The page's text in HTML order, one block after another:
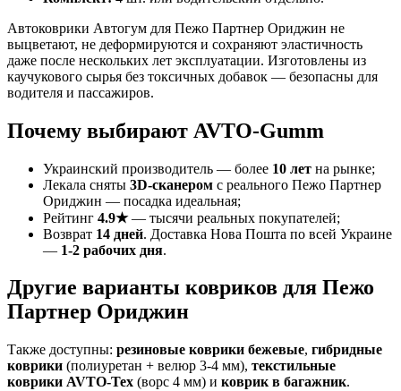
Автоковрики Автогум для Пежо Партнер Ориджин не
выцветают, не деформируются и сохраняют эластичность
даже после нескольких лет эксплуатации. Изготовлены из
каучукового сырья без токсичных добавок — безопасны для
водителя и пассажиров.
Почему выбирают AVTO-Gumm
Украинский производитель — более 10 лет на рынке;
Лекала сняты 3D-сканером с реального Пежо Партнер
Ориджин — посадка идеальная;
Рейтинг 4.9★— тысячи реальных покупателей;
Возврат 14 дней. Доставка Нова Пошта по всей Украине
— 1-2 рабочих дня.
Другие варианты ковриков для Пежо
Партнер Ориджин
Также доступны: резиновые коврики бежевые, гибридные
коврики (полиуретан + велюр 3-4 мм), текстильные
коврики AVTO-Tex (ворс 4 мм) и коврик в багажник.